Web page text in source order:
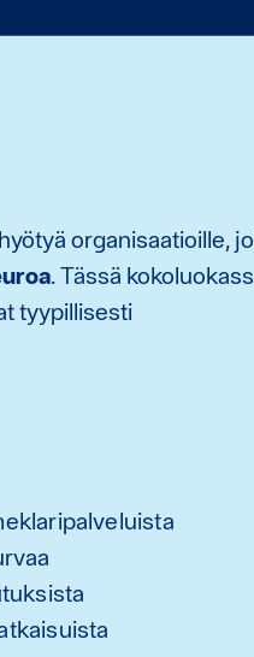
organisaatioille,
. Tässä
tyypillisesti